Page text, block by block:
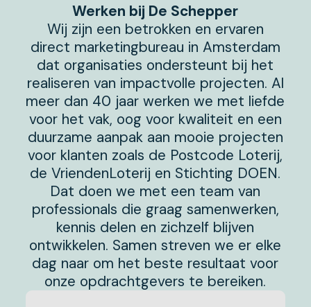
Werken bij De Schepper
Wij zijn een betrokken en ervaren
direct marketingbureau in Amsterdam
dat organisaties ondersteunt bij het
realiseren van impactvolle projecten. Al
meer dan 40 jaar werken we met liefde
voor het vak, oog voor kwaliteit en een
duurzame aanpak aan mooie projecten
voor klanten zoals de Postcode Loterij,
de VriendenLoterij en Stichting DOEN.
Dat doen we met een team van
professionals die graag samenwerken,
kennis delen en zichzelf blijven
ontwikkelen. Samen streven we er elke
dag naar om het beste resultaat voor
onze opdrachtgevers te bereiken.